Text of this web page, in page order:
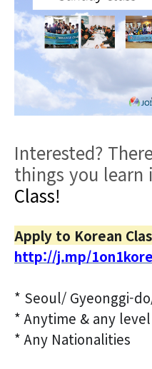
Interested?
things you learn
Class!
Apply to Korean
http://j.mp/
* Seoul/ Gyeonggi-
* Anytime & any
* Any Nationalities